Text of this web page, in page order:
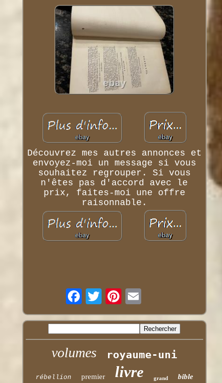
Découvrez mes autres annonces et
envoyez-moi un message si vous
souhaitez regrouper. Si vous
n'êtes pas d'accord avec le
prix, faites-moi une offre
raisonnable.
volumes royaume-uni
rébellion premier livre grand bible